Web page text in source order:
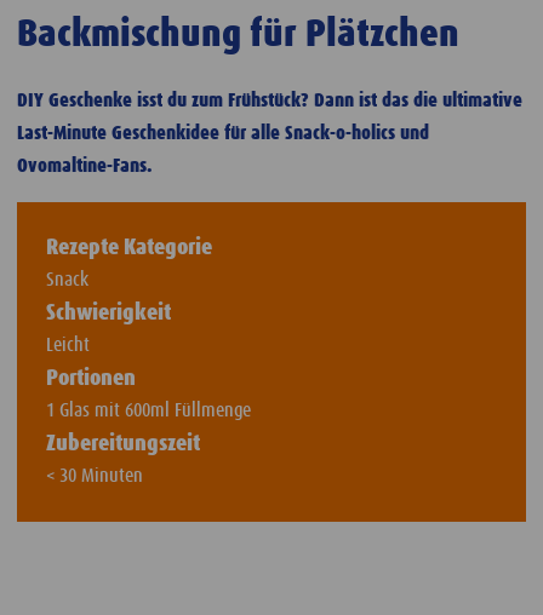
Backmischung für Plätzchen
DIY Geschenke isst du zum Frühstück? Dann ist das die ultimative
Last-Minute Geschenkidee für alle Snack-o-holics und
Ovomaltine-Fans.
Rezepte Kategorie
Snack
Schwierigkeit
Leicht
Portionen
1 Glas mit 600ml Füllmenge
Zubereitungszeit
< 30 Minuten